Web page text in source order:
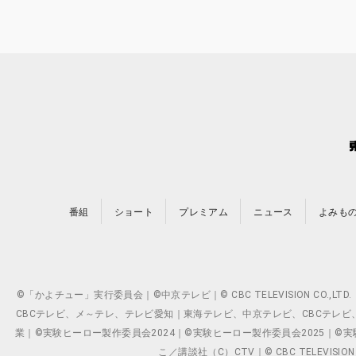
番組 ショート プレミアム ニュース よみも
©「かよチュー」実行委員会｜©中京テレビ｜© CBC TELEVISION
CBCテレビ、メ～テレ、テレビ愛知｜東海テレビ、中京テレビ、CBCテ
業｜©実験ヒーロー製作委員会2024｜©実験ヒーロー製作委員会2025｜©実
こ／講談社（C）CTV｜© CBC